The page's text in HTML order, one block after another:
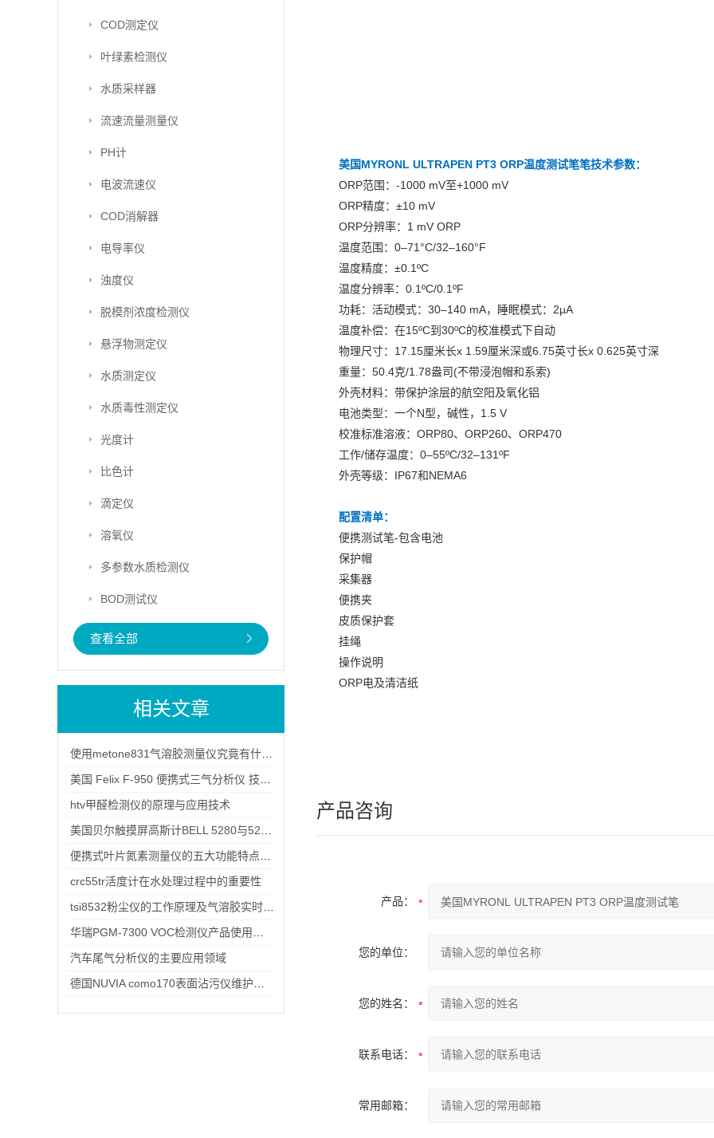
COD测定仪
叶绿素检测仪
水质采样器
流速流量测量仪
PH计
电波流速仪
COD消解器
电导率仪
浊度仪
脱模剂浓度检测仪
悬浮物测定仪
水质测定仪
水质毒性测定仪
光度计
比色计
滴定仪
溶氧仪
多参数水质检测仪
BOD测试仪
查看全部
相关文章
htv甲醛检测仪的原理与应用技术
crc55tr活度计在水处理过程中的重要性
汽车尾气分析仪的主要应用领域
美国MYRONL ULTRAPEN PT3 ORP温度测试笔笔技术参数：
ORP范围：-1000 mV至+1000 mV
ORP精度：±10 mV
ORP分辨率：1 mV ORP
温度范围：0–71°C/32–160°F
温度精度：±0.1ºC
温度分辨率：0.1ºC/0.1ºF
功耗：活动模式：30–140 mA，睡眠模式：2µA
温度补偿：在15ºC到30ºC的校准模式下自动
物理尺寸：17.15厘米长x 1.59厘米深或6.75英寸长x 0.625英寸深
重量：50.4克/1.78盎司(不带浸泡帽和系索)
外壳材料：带保护涂层的航空阳及氧化铝
电池类型：一个N型，碱性，1.5 V
校准标准溶液：ORP80、ORP260、ORP470
工作/储存温度：0–55ºC/32–131ºF
外壳等级：IP67和NEMA6
配置清单：
便携测试笔-包含电池
保护帽
采集器
便携夹
皮质保护套
挂绳
操作说明
ORP电及清洁纸
产品咨询
产品：
您的单位：
您的姓名：
联系电话：
常用邮箱：